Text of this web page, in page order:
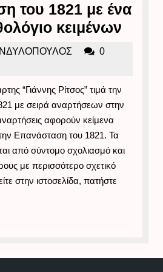
του 1821 με ένα
κειμένων200
με
ΙΩΑΝΝΗΣ
0
“Γιάννης Ρίτσος” τιμά την
με σειρά αναρτήσεων στην
αφορούν κείμενα
Επανάσταση του 1821. Τα
από σύντομο σχολιασμό και
με περισσότερο σχετικό
στην ιστοσελίδα, πατήστε